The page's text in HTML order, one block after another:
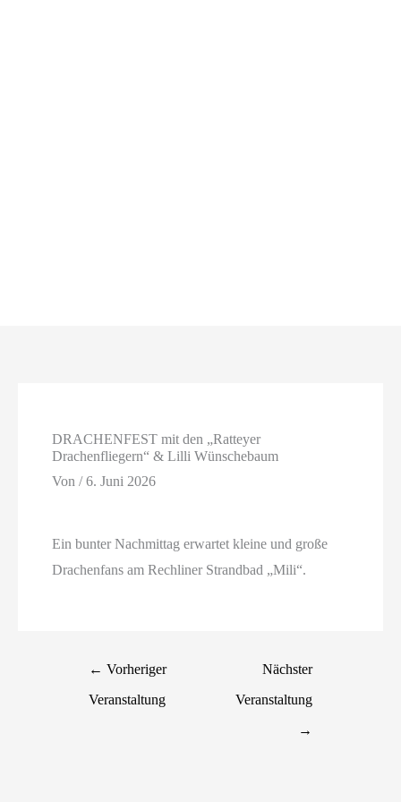
DRACHENFEST mit den „Ratteyer
Drachenfliegern“ & Lilli Wünschebaum
Von/6. Juni 2026
Ein bunter Nachmittag erwartet kleine und große
Drachenfans am Rechliner Strandbad „Mili“.
← Vorheriger
Veranstaltung
Nächster
Veranstaltung
→